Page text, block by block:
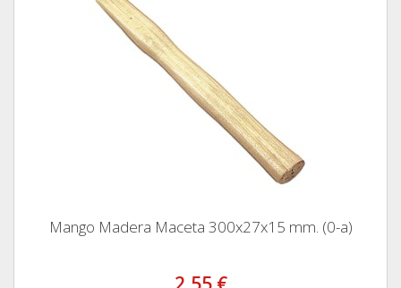
Mango Madera Maceta 300x27x15 mm. (0-a)